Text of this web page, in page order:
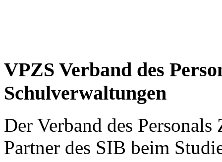
VPZS Verband des
Schulverwaltungen
Der Verband des
Partner des SIB beim